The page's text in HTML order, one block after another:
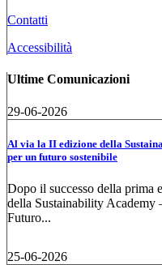
Contatti
Accessibilità
Ultime Comunicazioni
29-06-2026
Al via la II edizione della
per un futuro sostenibile
Dopo il successo della prima
della Sustainability Academy
Futuro...
25-06-2026